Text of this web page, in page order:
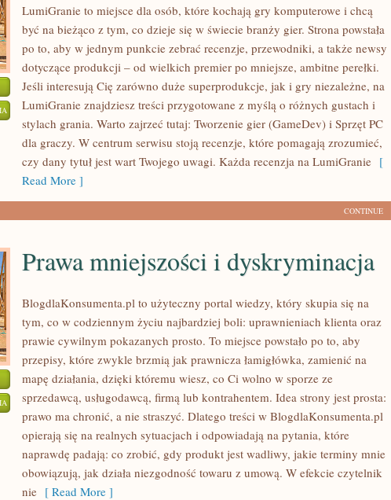
INDIE
LumiGranie to miejsce dla osób, które kochają gry komputerowe i chcą
być na bieżąco z tym, co dzieje się w świecie branży gier. Strona powstała
po to, aby w jednym punkcie zebrać recenzje, przewodniki, a także newsy
dotyczące produkcji – od wielkich premier po mniejsze, ambitne perełki.
Jeśli interesują Cię zarówno duże superprodukcje, jak i gry niezależne, na
LumiGranie znajdziesz treści przygotowane z myślą o różnych gustach i
stylach grania. Warto zajrzeć tutaj: Tworzenie gier (GameDev) i Sprzęt PC
dla graczy. W centrum serwisu stoją recenzje, które pomagają zrozumieć,
czy dany tytuł jest wart Twojego uwagi. Każda recenzja na LumiGranie [
Read More ]
CONTINUE
PRAWA
MNIEJSZOŚCI
DYSKRYMINACJA
Prawa mniejszości i dyskryminacja
BlogdlaKonsumenta.pl to użyteczny portal wiedzy, który skupia się na
tym, co w codziennym życiu najbardziej boli: uprawnieniach klienta oraz
prawie cywilnym pokazanych prosto. To miejsce powstało po to, aby
przepisy, które zwykle brzmią jak prawnicza łamigłówka, zamienić na
mapę działania, dzięki któremu wiesz, co Ci wolno w sporze ze
sprzedawcą, usługodawcą, firmą lub kontrahentem. Idea strony jest prosta:
prawo ma chronić, a nie straszyć. Dlatego treści w BlogdlaKonsumenta.pl
opierają się na realnych sytuacjach i odpowiadają na pytania, które
naprawdę padają: co zrobić, gdy produkt jest wadliwy, jakie terminy mnie
obowiązują, jak działa niezgodność towaru z umową. W efekcie czytelnik
nie [ Read More ]